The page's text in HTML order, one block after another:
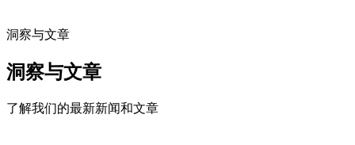
洞察与文章
洞察与文章
了解我们的最新新闻和文章